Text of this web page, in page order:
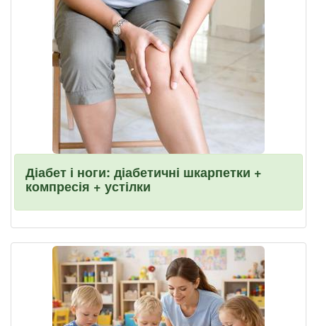
Діабет і ноги: діабетичні шкарпетки +
компресія + устілки